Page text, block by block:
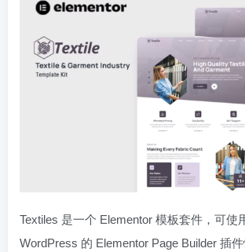
Textiles 是一个 Elementor 模板套件，可使
WordPress 的 Elementor Page Builder 插